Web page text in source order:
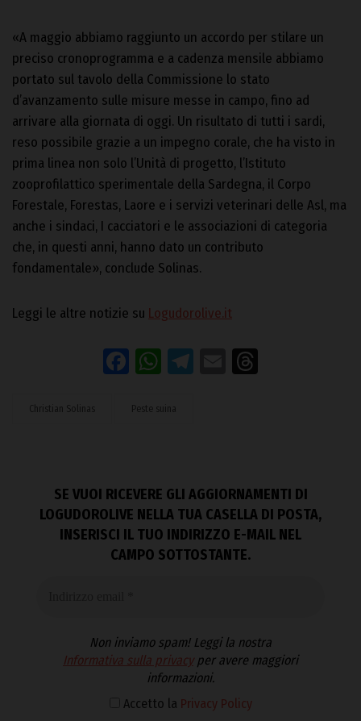
«A maggio abbiamo raggiunto un accordo per stilare un
preciso cronoprogramma e a cadenza mensile abbiamo
portato sul tavolo della Commissione lo stato
d’avanzamento sulle misure messe in campo, fino ad
arrivare alla giornata di oggi. Un risultato di tutti i sardi,
reso possibile grazie a un impegno corale, che ha visto in
prima linea non solo l’Unità di progetto, l’Istituto
zooprofilattico sperimentale della Sardegna, il Corpo
Forestale, Forestas, Laore e i servizi veterinari delle Asl, ma
anche i sindaci, I cacciatori e le associazioni di categoria
che, in questi anni, hanno dato un contributo
fondamentale», conclude Solinas.
Leggi le altre notizie su Logudorolive.it
Facebook
WhatsApp
Telegram
Email
Christian Solinas Peste suina
SE VUOI RICEVERE GLI AGGIORNAMENTI DI
LOGUDOROLIVE NELLA TUA CASELLA DI POSTA,
INSERISCI IL TUO INDIRIZZO E-MAIL NEL
CAMPO SOTTOSTANTE.
Non inviamo spam! Leggi la nostra
Informativa sulla privacyper avere maggiori
informazioni.
Accetto la Privacy Policy